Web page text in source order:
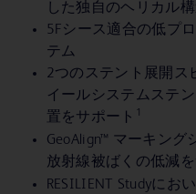
した独自のヘリカル
5Fシース適合の低プ
テム
2つのステント展開ス
イールシステムステ
置をサポート 1
GeoAlign™ マーキング
放射線被ばくの低減
RESILIENT Studyにお